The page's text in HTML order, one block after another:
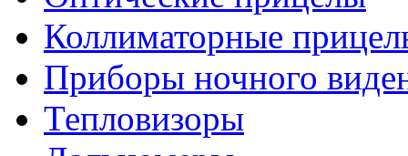
Коллиматорные
Приборы ночного
Тепловизоры